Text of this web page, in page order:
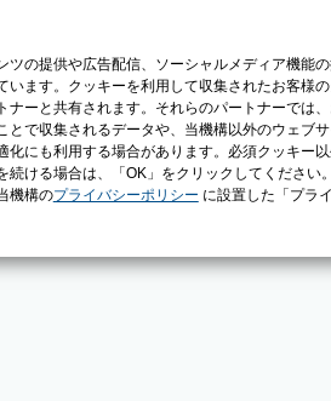
の提供や広告配信、ソーシャルメディア機能
ます。クッキーを利用して収集されたお客様
ーと共有されます。それらのパートナーでは
で収集されるデータや、当機構以外のウェブ
にも利用する場合があります。必須クッキー
ける場合は、「OK」をクリックしてください
機構のプライバシーポリシー に設置した「プラ